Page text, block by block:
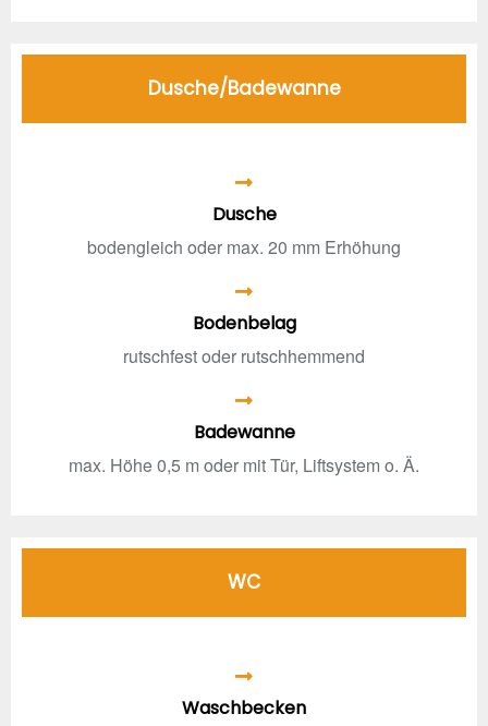
Dusche/Badewanne
Dusche
bodengleich oder max. 20 mm Erhöhung
Bodenbelag
rutschfest oder rutschhemmend
Badewanne
max. Höhe 0,5 m oder mit Tür, Liftsystem o. Ä.
WC
Waschbecken